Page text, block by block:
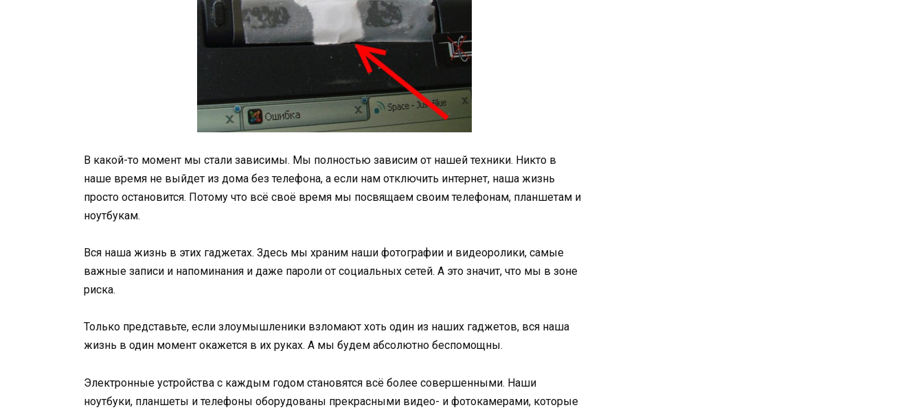
В какой-то момент мы стали зависимы. Мы полностью зависим от нашей техники. Никто в
наше время не выйдет из дома без телефона, а если нам отключить интернет, наша жизнь
просто остановится. Потому что всё своё время мы посвящаем своим телефонам, планшетам и
ноутбукам.
Вся наша жизнь в этих гаджетах. Здесь мы храним наши фотографии и видеоролики, самые
важные записи и напоминания и даже пароли от социальных сетей. А это значит, что мы в зоне
риска.
Только представьте, если злоумышленики взломают хоть один из наших гаджетов, вся наша
жизнь в один момент окажется в их руках. А мы будем абсолютно беспомощны.
Электронные устройства с каждым годом становятся всё более совершенными. Наши
ноутбуки, планшеты и телефоны оборудованы прекрасными видео- и фотокамерами, которые